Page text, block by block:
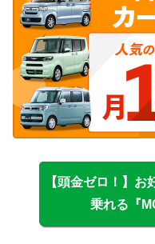
【頭金ゼロ！】お
乗れる『